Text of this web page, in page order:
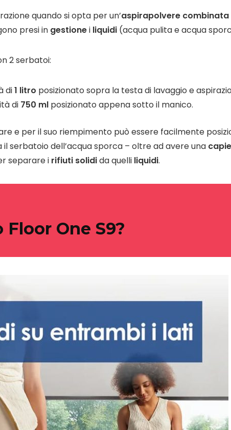
quando si opta per un’aspirapolvere combinata
presi in gestionei liquidi (acqua pulita e acqua
2 serbatoi:
di1 litro posizionato sopra la testa di lavaggio e
di 750 ml posizionato appena sotto il manico.
e per il suo riempimento può essere facilmente
serbatoio dell’acqua sporca – oltre ad avere una
separare i rifiuti solidida quelli liquidi.
One S9?